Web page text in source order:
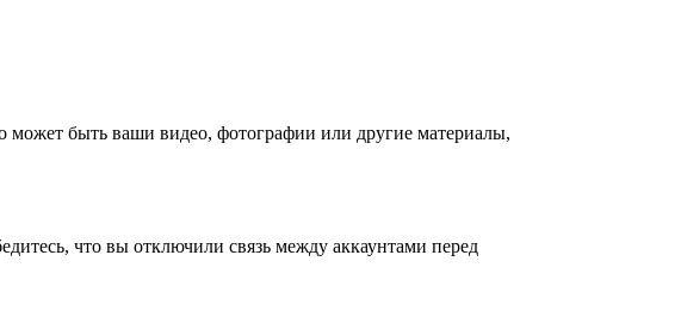
может быть ваши видео, фотографии или другие материалы,
что вы отключили связь между аккаунтами перед